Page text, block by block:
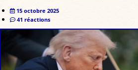
15 octobre 2025
41 réactions